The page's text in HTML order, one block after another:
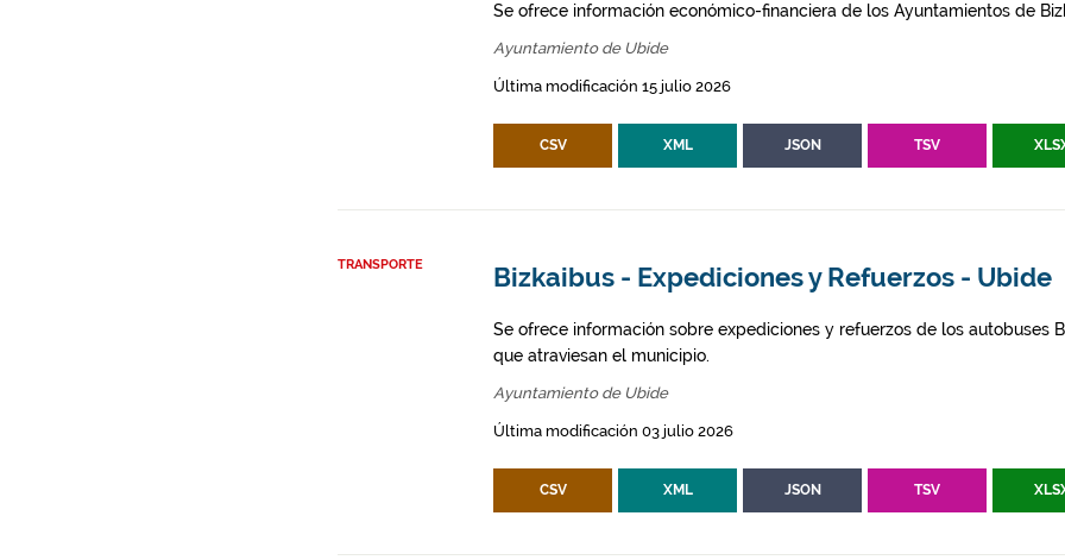
Se ofrece información económico-financiera de los Ayuntamientos de
Ayuntamiento de Ubide
Última modificación 15 julio 2026
CSV XML JSON TSV
TRANSPORTE Bizkaibus - Expediciones y Refuerzos - Ubide
Se ofrece información sobre expediciones y refuerzos de los autobuses
que atraviesan el municipio.
Ayuntamiento de Ubide
Última modificación 03 julio 2026
CSV XML JSON TSV